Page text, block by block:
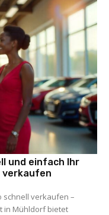
und einfach Ihr
verkaufen
schnell verkaufen –
in Mühldorf bietet